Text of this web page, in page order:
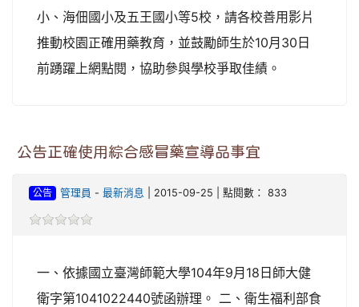
小、海佃國小及五王國小等5校，請各校善用影片
推動校園正確用藥教育，並鼓勵師生於10月30日
前踴躍上網點閱，協助參與學校爭取佳績。
公告正確使用綜合感冒藥宣導品事宜
公告 管理員 - 最新消息 | 2015-09-25 | 點閱數： 833
一、依據國立臺灣師範大學104年9月18日師大健
衛字第1041022440號函辦理。 二、衛生福利部食